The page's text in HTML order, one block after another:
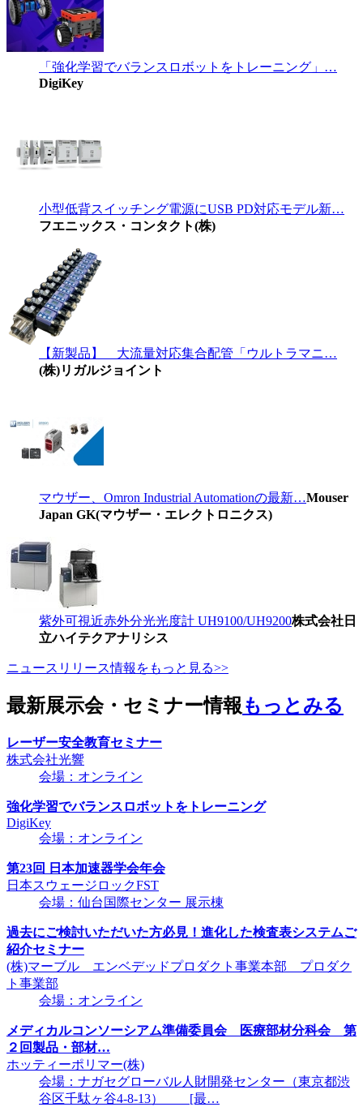
「強化学習でバランスロボットをトレーニング」…
DigiKey
小型低背スイッチング電源にUSB PD対応モデル新…
フエニックス・コンタクト(株)
【新製品】 大流量対応集合配管「ウルトラマニ…
(株)リガルジョイント
マウザー、Omron Industrial Automationの最新…Mouser
Japan GK(マウザー・エレクトロニクス)
紫外可視近赤外分光光度計 UH9100/UH9200株式会社日
立ハイテクアナリシス
ニュースリリース情報をもっと見る>>
最新展示会・セミナー情報もっとみる
レーザー安全教育セミナー
株式会社光響
会場：オンライン
強化学習でバランスロボットをトレーニング
DigiKey
会場：オンライン
第23回 日本加速器学会年会
日本スウェージロックFST
会場：仙台国際センター 展示棟
過去にご検討いただいた方必見！進化した検査表システムご
紹介セミナー
(株)マーブル エンベデッドプロダクト事業本部 プロダク
ト事業部
会場：オンライン
メディカルコンソーシアム準備委員会 医療部材分科会 第
２回製品・部材…
ホッティーポリマー(株)
会場：ナガセグローバル人財開発センター（東京都渋
谷区千駄ヶ谷4-8-13） [最…